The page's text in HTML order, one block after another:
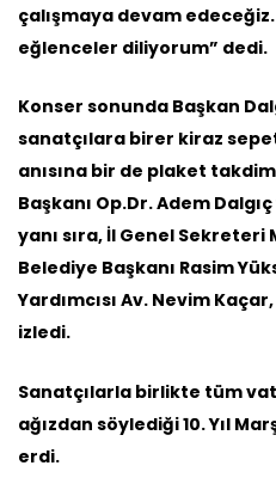
çalışmaya devam
eğlenceler diliyorum” dedi.
Konser sonunda Başkan
sanatçılara birer kiraz
anısına bir de plaket
Başkanı Op.Dr. Adem
yanı sıra, İl Genel
Belediye Başkanı Rasim
Yardımcısı Av. Nevim
izledi.
Sanatçılarla birlikte tüm
ağızdan söylediği 10. Yıl
erdi.